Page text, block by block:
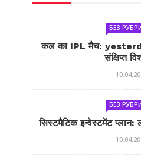
БЕЗ
कल का IPL मैच:
संक्षिप्त
БЕЗ
सिस्टमैटिक इन्वेस्टमेंट